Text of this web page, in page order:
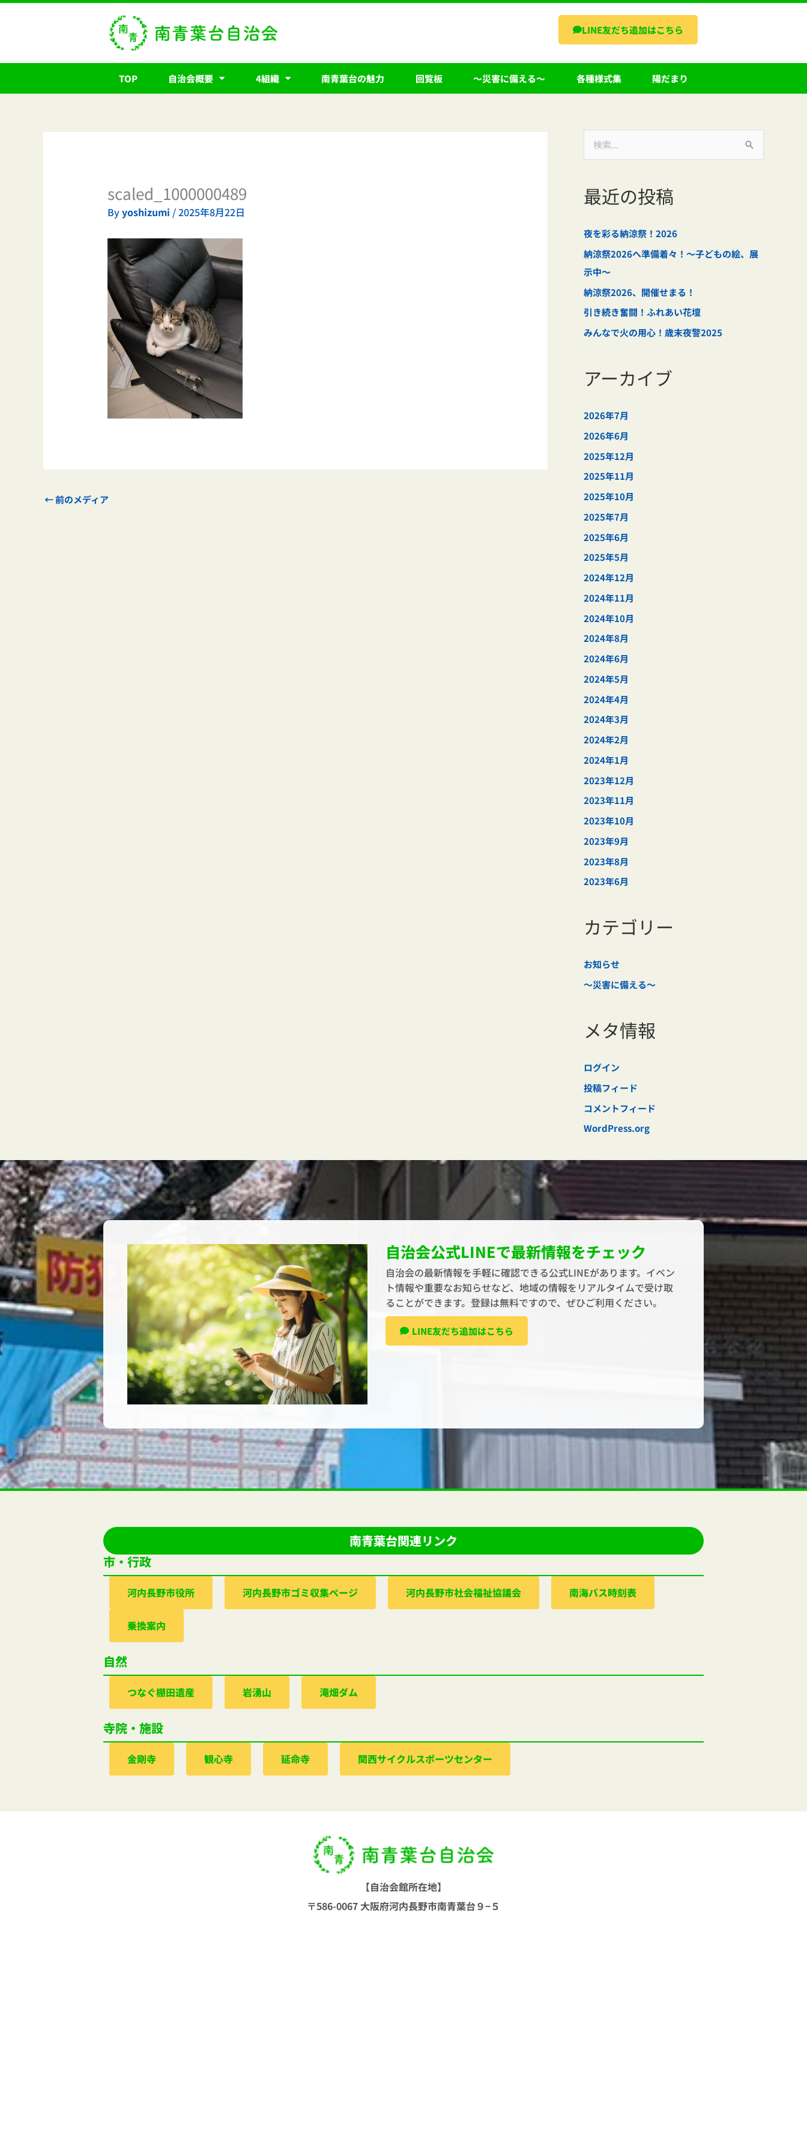
内
キ
プ
LINE友だち追加はこちら
TOP 自治会概要 4組織 南青葉台の魅力 回覧板 ～災害に備える～ 各種様式集 陽だまり
scaled_1000000489
Byyoshizumi /2025年8月22日
←前のメディア
象
最近の投稿
夜を彩る納涼祭！2026
納涼祭2026へ準備着々！～子どもの絵、展
示中～
納涼祭2026、開催せまる！
引き続き奮闘！ふれあい花壇
みんなで火の用心！歳末夜警2025
アーカイブ
2026年7月
2026年6月
2025年12月
2025年11月
2025年10月
2025年7月
2025年6月
2025年5月
2024年12月
2024年11月
2024年10月
2024年8月
2024年6月
2024年5月
2024年4月
2024年3月
2024年2月
2024年1月
2023年12月
2023年11月
2023年10月
2023年9月
2023年8月
2023年6月
カテゴリー
お知らせ
～災害に備える～
メタ情報
ログイン
投稿フィード
コメントフィード
WordPress.org
自治会公式LINEで最新情報をチェック
自治会の最新情報を手軽に確認できる公式LINEがあります。イベン
ト情報や重要なお知らせなど、地域の情報をリアルタイムで受け取
ることができます。登録は無料ですので、ぜひご利用ください。
LINE友だち追加はこちら
南青葉台関連リンク
市・行政
河内⻑野市役所 河内⻑野市ゴミ収集ぺージ 河内⻑野市社会福祉協議会 南海バス時刻表
乗換案内
自然
つなぐ棚田遺産 岩湧山 滝畑ダム
寺院・施設
金剛寺 観心寺 延命寺 関西サイクルスポーツセンター
【自治会館所在地】
〒586-0067 大阪府河内長野市南青葉台９−５